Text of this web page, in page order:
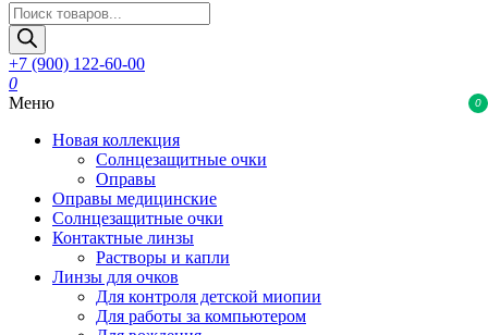
Поиск
товаров
+7 (900) 122-60-00
0
0
Меню
Новая коллекция
Солнцезащитные очки
Оправы
Оправы медицинские
Солнцезащитные очки
Контактные линзы
Растворы и капли
Линзы для очков
Для контроля детской миопии
Для работы за компьютером